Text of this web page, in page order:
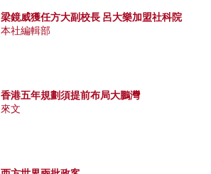
梁鏡威獲任方大副校長 呂大樂加盟社科院
本社編輯部
香港五年規劃須提前布局大鵬灣
來文